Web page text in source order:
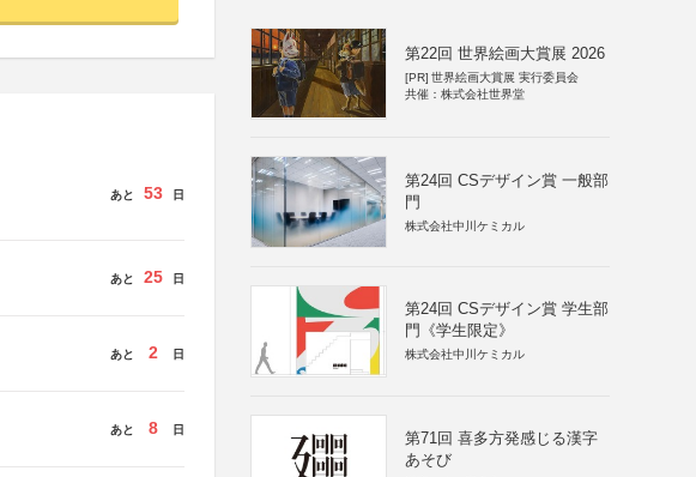
あと 53 日
あと 25 日
あと 2 日
あと 8 日
第22回 世界絵画大賞展 2026
[PR] 世界絵画大賞展 実行委員会
共催：株式会社世界堂
第24回 CSデザイン賞 一般部
門
株式会社中川ケミカル
第24回 CSデザイン賞 学生部
門《学生限定》
株式会社中川ケミカル
第71回 喜多方発感じる漢字
あそび